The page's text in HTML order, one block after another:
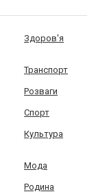
Здоров'я
Транспорт
Розваги
Спорт
Культура
Мода
Родина